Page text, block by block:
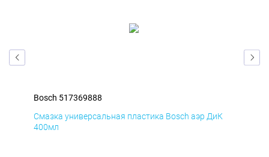
Bosch 517369888
Смазка универсальная пластика Bosch аэр ДиК
400мл